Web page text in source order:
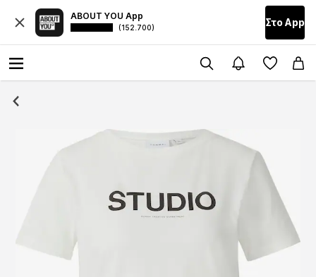
ABOUT YOU App
(152.700) Στο Αpp